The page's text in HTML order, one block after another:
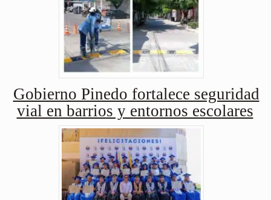
Gobierno Pinedo fortalece seguridad
vial en barrios y entornos escolares